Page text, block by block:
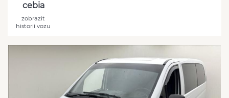
cebia
zobrazit
historii vozu